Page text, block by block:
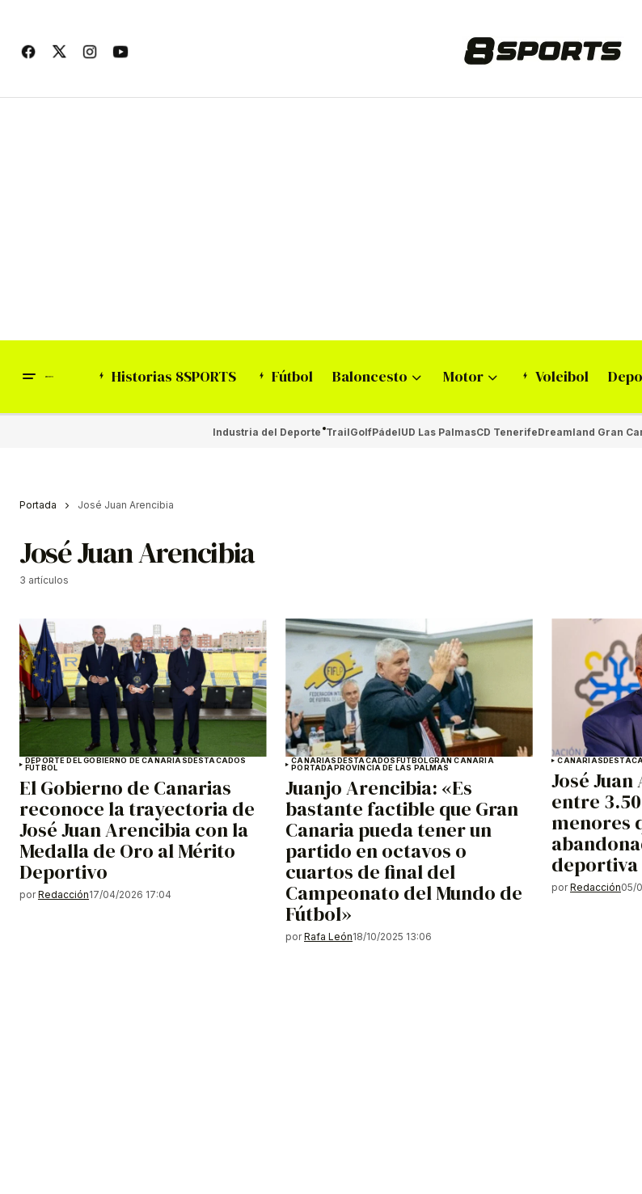
Historias 8SPORTS Fútbol Baloncesto Motor Voleibol
Industria del Deporte TrailGolfPádelUD Las PalmasCD TenerifeDreamland Gran
Portada José Juan Arencibia
José Juan Arencibia
3 artículos
DEPORTE DEL GOBIERNO DE CANARIASDESTACADOS
FÚTBOL
El Gobierno de Canarias
reconoce la trayectoria de
José Juan Arencibia con la
Medalla de Oro al Mérito
Deportivo
por Redacción17/04/2026 17:04
CANARIASDESTACADOSFÚTBOLGRAN CANARIA
PORTADAPROVINCIA DE LAS PALMAS
Juanjo Arencibia: «Es
bastante factible que Gran
Canaria pueda tener un
partido en octavos o
cuartos de final del
Campeonato del Mundo de
Fútbol»
por Rafa León18/10/2025 13:06
CANARIAS
José
entre
menores
deportiva
por Redacción05/